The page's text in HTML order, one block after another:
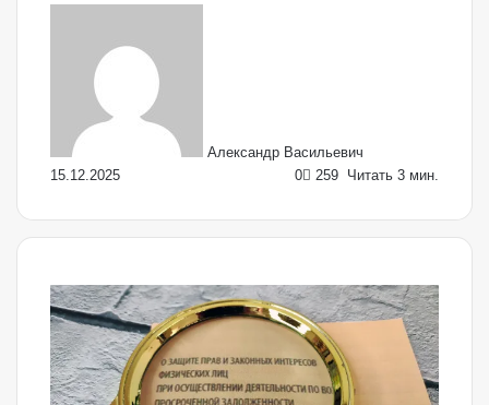
Александр Васильевич
15.12.2025 0 259 Читать 3 мин.